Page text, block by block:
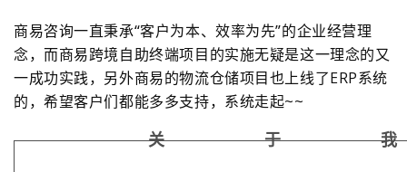
商易咨询一直秉承“客户为本、效率为先”的企业经营理
念，而商易跨境自助终端项目的实施无疑是这一理念的又
一成功实践，另外商易的物流仓储项目也上线了ERP系统
的，希望客户们都能多多支持，系统走起~~
关 于 我